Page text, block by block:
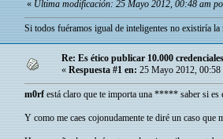
«Última modificación: 25 Mayo 2012, 00:48 am
Si todos fuéramos igual de inteligentes no existiría
Re: Es ético publicar 10.000
« Respuesta #1 en: 25 Mayo 2012, 00:58
m0rfestá claro que te importa una ***** saber si es
Y como me caes cojonudamente te diré un caso que